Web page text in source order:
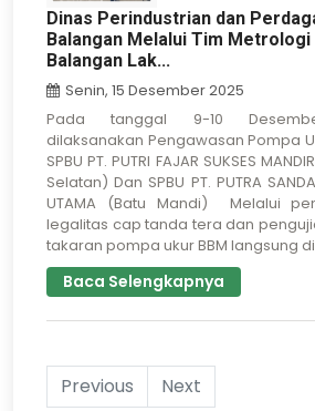
Dinas Perindustrian dan
Balangan Melalui Tim Metrologi
Balangan Lak...
Senin, 15 Desember 2025
Pada tanggal 9-10
dilaksanakan Pengawasan Pompa
SPBU PT. PUTRI FAJAR SUKSES
Selatan) Dan SPBU PT. PUTRA
UTAMA (Batu Mandi) Melalui
legalitas cap tanda tera dan
takaran pompa ukur BBM langsung di
Baca Selengkapnya
Previous Next